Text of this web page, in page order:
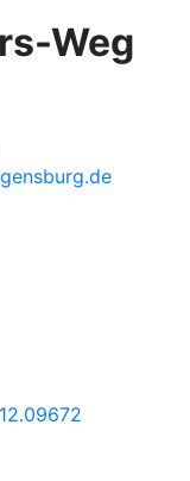
Weg
12.09672